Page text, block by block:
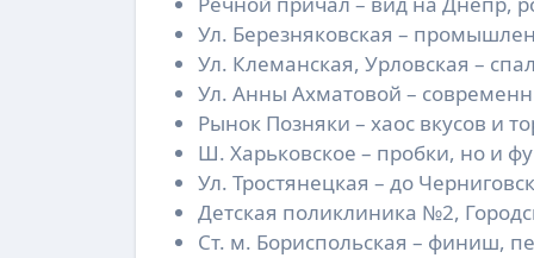
Ул. Березняковская –
Ул. Клеманская, Урловская –
Ул. Анны Ахматовой –
Рынок Позняки – хаос вкусов и
Ш. Харьковское – пробки, но и
Ул. Тростянецкая – до
Детская поликлиника №2,
Ст. м. Бориспольская – финиш,